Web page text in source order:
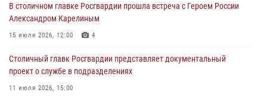
6
В столичном главке Росгвардии прошла встреча с Героем России
Александром Карелиным
15 июля 2026, 12:00 4
Столичный главк Росгвардии представляет документальный
проект о службе в подразделениях
11 июля 2026, 15:00